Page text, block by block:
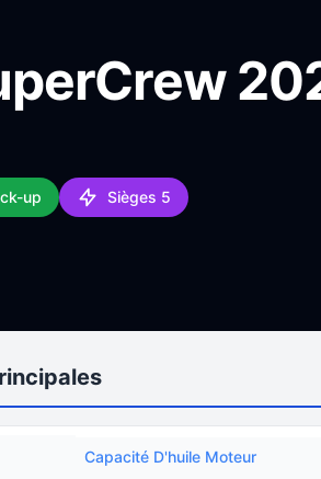
up Sièges 5
Capacité D'huile Moteur